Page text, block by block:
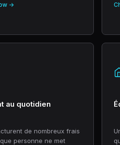
→
au quotidien
de nombreux frais
personne ne met